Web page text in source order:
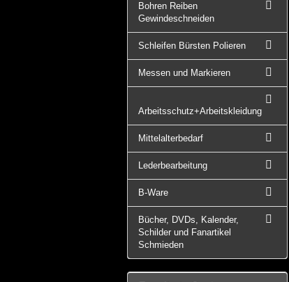
Bohren Reiben
Gewindeschneiden
Schleifen Bürsten Polieren
Messen und Markieren
Arbeitsschutz+Arbeitskleidung
Mittelalterbedarf
Lederbearbeitung
B-Ware
Bücher, DVDs, Kalender,
Schilder und Fanartikel
Schmieden